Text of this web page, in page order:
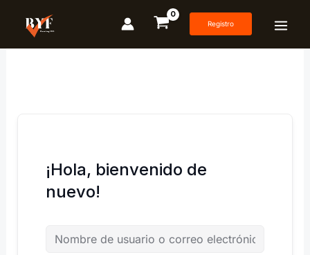
contenido
Registro
¡Hola, bienvenido de
nuevo!